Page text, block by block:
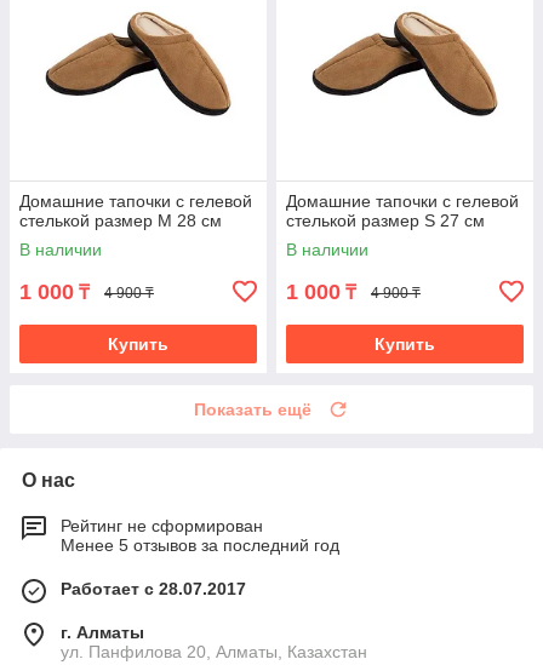
Домашние тапочки с гелевой
стелькой размер M 28 см
В наличии
1 000 ₸ 4 900 ₸
Купить
Домашние тапочки с гелевой
стелькой размер S 27 см
В наличии
1 000 ₸ 4 900 ₸
Купить
Показать ещё
О нас
Рейтинг не сформирован
Менее 5 отзывов за последний год
Работает с 28.07.2017
г. Алматы
ул. Панфилова 20, Алматы, Казахстан